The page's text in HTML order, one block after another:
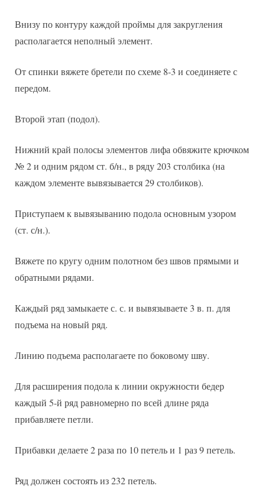
Внизу по контуру каждой проймы для закругления
располагается неполный элемент.
От спинки вяжете бретели по схеме 8-3 и соединяете с
передом.
Второй этап (подол).
Нижний край полосы элементов лифа обвяжите крючком
№ 2 и одним рядом ст. б/н., в ряду 203 столбика (на
каждом элементе вывязывается 29 столбиков).
Приступаем к вывязыванию подола основным узором
(ст. с/н.).
Вяжете по кругу одним полотном без швов прямыми и
обратными рядами.
Каждый ряд замыкаете с. с. и вывязываете 3 в. п. для
подъема на новый ряд.
Линию подъема располагаете по боковому шву.
Для расширения подола к линии окружности бедер
каждый 5-й ряд равномерно по всей длине ряда
прибавляете петли.
Прибавки делаете 2 раза по 10 петель и 1 раз 9 петель.
Ряд должен состоять из 232 петель.